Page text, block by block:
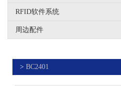
RFID软件系统
周边配件
> BC2401